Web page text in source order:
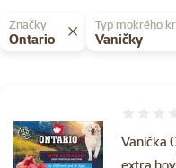
Značky
Ontario
Typ mokrého
Vaničky
Vanička